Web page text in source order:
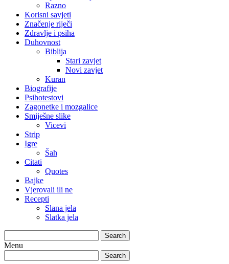
Razno
Korisni savjeti
Značenje riječi
Zdravlje i psiha
Duhovnost
Biblija
Stari zavjet
Novi zavjet
Kuran
Biografije
Psihotestovi
Zagonetke i mozgalice
Smiješne slike
Vicevi
Strip
Igre
Šah
Citati
Quotes
Bajke
Vjerovali ili ne
Recepti
Slana jela
Slatka jela
Search
Menu
Search